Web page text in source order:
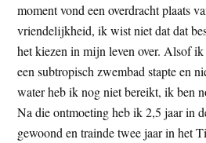
moment vond een overdracht plaats
vriendelijkheid, ik wist niet dat dat
het kiezen in mijn leven over. Alsof ik
een subtropisch zwembad stapte en
water heb ik nog niet bereikt, ik ben
Na die ontmoeting heb ik 2,5 jaar in
gewoond en trainde twee jaar in het